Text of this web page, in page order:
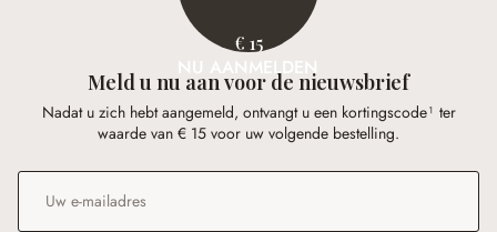
€ 15
NU AANMELDEN
Meld u nu aan voor de nieuwsbrief
Nadat u zich hebt aangemeld, ontvangt u een kortingscode¹ ter
waarde van € 15 voor uw volgende bestelling.
E-mailadres